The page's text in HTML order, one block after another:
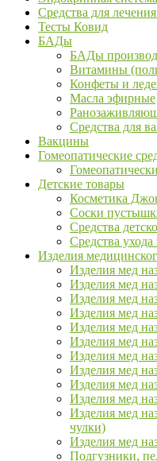
Средства для
Тесты Ковид
БАДы
БАДы
Витамины
Конфеты и
Масла эфирные
Средства для
Вакцины
Гомеопатические
Детские товары
Косметика
Соски
Средства
Средства
Изделия
Изделия мед
Изделия мед
Изделия мед
Изделия мед
Изделия мед
Изделия мед
Изделия мед
Изделия мед
Изделия мед
Изделия мед
Изделия мед
чулки)
Изделия мед
Подгузники,